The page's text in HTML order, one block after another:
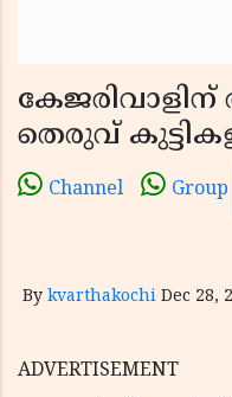
കേജരിവാളിന്
തെരുവ്
Channel Group
By kvarthakochi Dec 28,
ADVERTISEMENT